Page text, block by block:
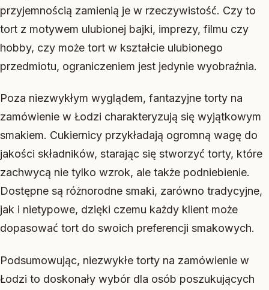
przyjemnością zamienią je w rzeczywistość. Czy to
tort z motywem ulubionej bajki, imprezy, filmu czy
hobby, czy może tort w kształcie ulubionego
przedmiotu, ograniczeniem jest jedynie wyobraźnia.
Poza niezwykłym wyglądem, fantazyjne torty na
zamówienie w Łodzi charakteryzują się wyjątkowym
smakiem. Cukiernicy przykładają ogromną wagę do
jakości składników, starając się stworzyć torty, które
zachwycą nie tylko wzrok, ale także podniebienie.
Dostępne są różnorodne smaki, zarówno tradycyjne,
jak i nietypowe, dzięki czemu każdy klient może
dopasować tort do swoich preferencji smakowych.
Podsumowując, niezwykłe torty na zamówienie w
Łodzi to doskonały wybór dla osób poszukujących